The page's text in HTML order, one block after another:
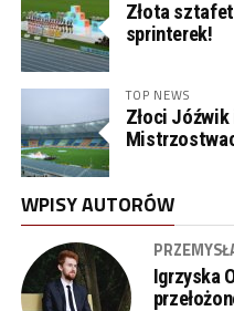
Złota
sprinterek!
TOP NEWS
Złoci Jóźwik
WPISY AUTORÓW
Igrzyska